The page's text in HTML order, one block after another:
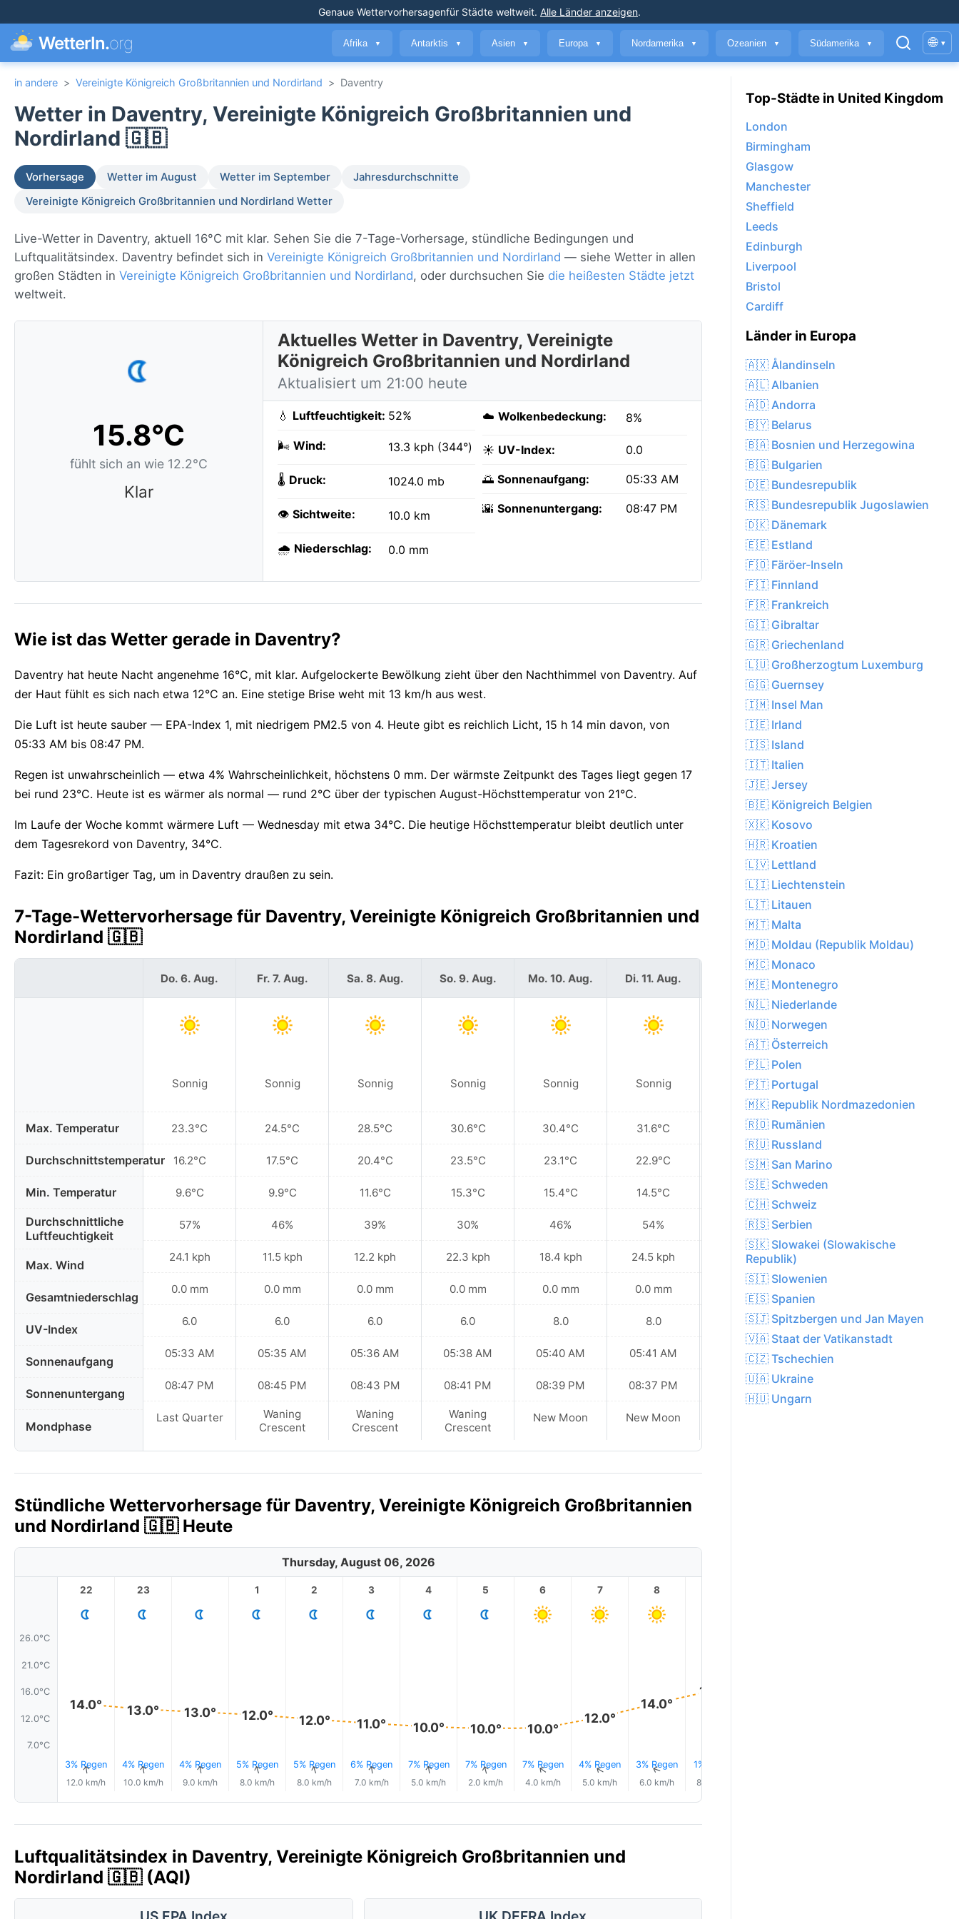
Genaue Wettervorhersagenfür Städte weltweit. Alle Länder anzeigen.
WetterIn.org Afrika ▼ Antarktis ▼ Asien ▼ Europa ▼ Nordamerika ▼ Ozeanien ▼ Südamerika ▼ 🌐 ▾
in andere > Vereinigte Königreich Großbritannien und Nordirland > Daventry
Wetter in Daventry, Vereinigte Königreich Großbritannien und
Nordirland 🇬🇧
Vorhersage Wetter im August Wetter im September
Jahresdurchschnitte
Vereinigte Königreich Großbritannien und Nordirland Wetter
Live-Wetter in Daventry, aktuell 16°C mit klar. Sehen Sie die 7-Tage-Vorhersage, stündliche Bedingungen und
Luftqualitätsindex. Daventry befindet sich in Vereinigte Königreich Großbritannien und Nordirland — siehe Wetter in allen
großen Städten in Vereinigte Königreich Großbritannien und Nordirland, oder durchsuchen Sie die heißesten Städte jetzt
weltweit.
15.8°C
fühlt sich an wie 12.2°C
Klar
Aktuelles Wetter in Daventry, Vereinigte
Königreich Großbritannien und Nordirland
Aktualisiert um 21:00 heute
💧 Luftfeuchtigkeit: 52%
🌬️ Wind: 13.3 kph (344°)
🌡️ Druck: 1024.0 mb
👁️ Sichtweite: 10.0 km
🌧️ Niederschlag: 0.0 mm
☁️ Wolkenbedeckung: 8%
☀️ UV-Index: 0.0
🌅 Sonnenaufgang: 05:33 AM
🌇 Sonnenuntergang: 08:47 PM
Wie ist das Wetter gerade in Daventry?
Daventry hat heute Nacht angenehme 16°C, mit klar. Aufgelockerte Bewölkung zieht über den Nachthimmel von Daventry. Auf
der Haut fühlt es sich nach etwa 12°C an. Eine stetige Brise weht mit 13 km/h aus west.
Die Luft ist heute sauber — EPA-Index 1, mit niedrigem PM2.5 von 4. Heute gibt es reichlich Licht, 15 h 14 min davon, von
05:33 AM bis 08:47 PM.
Regen ist unwahrscheinlich — etwa 4% Wahrscheinlichkeit, höchstens 0 mm. Der wärmste Zeitpunkt des Tages liegt gegen 17
bei rund 23°C. Heute ist es wärmer als normal — rund 2°C über der typischen August-Höchsttemperatur von 21°C.
Im Laufe der Woche kommt wärmere Luft — Wednesday mit etwa 34°C. Die heutige Höchsttemperatur bleibt deutlich unter
dem Tagesrekord von Daventry, 34°C.
Fazit: Ein großartiger Tag, um in Daventry draußen zu sein.
7-Tage-Wettervorhersage für Daventry, Vereinigte Königreich Großbritannien und
Nordirland 🇬🇧
Max. Temperatur
Durchschnittstemperatur
Min. Temperatur
Durchschnittliche
Luftfeuchtigkeit
Max. Wind
Gesamtniederschlag
UV-Index
Sonnenaufgang
Sonnenuntergang
Mondphase
Do. 6. Aug.
Sonnig
23.3°C
16.2°C
9.6°C
57%
24.1 kph
0.0 mm
6.0
05:33 AM
08:47 PM
Last Quarter
Fr. 7. Aug.
Sonnig
24.5°C
17.5°C
9.9°C
46%
11.5 kph
0.0 mm
6.0
05:35 AM
08:45 PM
Waning
Crescent
Sa. 8. Aug.
Sonnig
28.5°C
20.4°C
11.6°C
39%
12.2 kph
0.0 mm
6.0
05:36 AM
08:43 PM
Waning
Crescent
So. 9. Aug.
Sonnig
30.6°C
23.5°C
15.3°C
30%
22.3 kph
0.0 mm
6.0
05:38 AM
08:41 PM
Waning
Crescent
Mo. 10. Aug.
Sonnig
30.4°C
23.1°C
15.4°C
46%
18.4 kph
0.0 mm
8.0
05:40 AM
08:39 PM
New Moon
Di. 11. Aug.
Sonnig
31.6°C
22.9°C
14.5°C
54%
24.5 kph
0.0 mm
8.0
05:41 AM
08:37 PM
New Moon
Mi. 12. Aug.
Sonnig
34.3°C
25.4°C
17.2°C
41%
20.9 kph
0.0 mm
8.0
05:43 AM
08:35 PM
Stündliche Wettervorhersage für Daventry, Vereinigte Königreich Großbritannien
und Nordirland 🇬🇧 Heute
Thursday, August 06, 2026
26.0°C
21.0°C
16.0°C
12.0°C
7.0°C
22
14.0°
3% Regen
↑
12.0 km/h
23
13.0°
4% Regen
↑
10.0 km/h
13.0°
4% Regen
↑
9.0 km/h
1
12.0°
5% Regen
↑
8.0 km/h
2
12.0°
5% Regen
↑
8.0 km/h
3
11.0°
6% Regen
↑
7.0 km/h
4
10.0°
7% Regen
↑
5.0 km/h
5
10.0°
7% Regen
↑
2.0 km/h
6
10.0°
7% Regen
↑
4.0 km/h
7
12.0°
4% Regen
↑
5.0 km/h
8
14.0°
3% Regen
↑
6.0 km/h
17.0°
1% Regen
8.0 km/h
Luftqualitätsindex in Daventry, Vereinigte Königreich Großbritannien und
Nordirland 🇬🇧 (AQI)
Top-Städte in United Kingdom
London
Birmingham
Glasgow
Manchester
Sheffield
Leeds
Edinburgh
Liverpool
Bristol
Cardiff
Länder in Europa
🇦🇽 Ålandinseln
🇦🇱 Albanien
🇦🇩 Andorra
🇧🇾 Belarus
🇧🇦 Bosnien und Herzegowina
🇧🇬 Bulgarien
🇩🇪 Bundesrepublik
🇷🇸 Bundesrepublik Jugoslawien
🇩🇰 Dänemark
🇪🇪 Estland
🇫🇴 Färöer-Inseln
🇫🇮 Finnland
🇫🇷 Frankreich
🇬🇮 Gibraltar
🇬🇷 Griechenland
🇱🇺 Großherzogtum Luxemburg
🇬🇬 Guernsey
🇮🇲 Insel Man
🇮🇪 Irland
🇮🇸 Island
🇮🇹 Italien
🇯🇪 Jersey
🇧🇪 Königreich Belgien
🇽🇰 Kosovo
🇭🇷 Kroatien
🇱🇻 Lettland
🇱🇮 Liechtenstein
🇱🇹 Litauen
🇲🇹 Malta
🇲🇩 Moldau (Republik Moldau)
🇲🇨 Monaco
🇲🇪 Montenegro
🇳🇱 Niederlande
🇳🇴 Norwegen
🇦🇹 Österreich
🇵🇱 Polen
🇵🇹 Portugal
🇲🇰 Republik Nordmazedonien
🇷🇴 Rumänien
🇷🇺 Russland
🇸🇲 San Marino
🇸🇪 Schweden
🇨🇭 Schweiz
🇷🇸 Serbien
🇸🇰 Slowakei (Slowakische
Republik)
🇸🇮 Slowenien
🇪🇸 Spanien
🇸🇯 Spitzbergen und Jan Mayen
🇻🇦 Staat der Vatikanstadt
🇨🇿 Tschechien
🇺🇦 Ukraine
🇭🇺 Ungarn